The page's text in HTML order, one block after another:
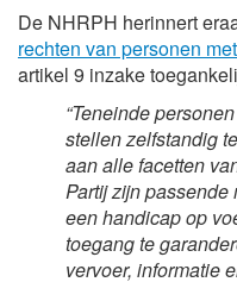
De NHRPH herinnert
rechten van personen
artikel 9 inzake
“Teneinde
stellen zelfstandig
aan alle facetten
Partij zijn
een handicap op
toegang te
vervoer, informatie